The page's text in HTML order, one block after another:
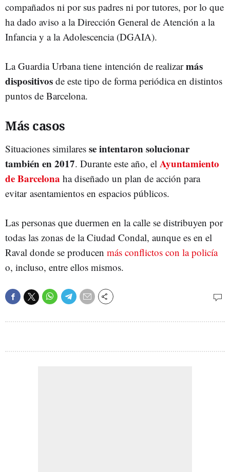
compañados ni por sus padres ni por tutores, por lo que
ha dado aviso a la Dirección General de Atención a la
Infancia y a la Adolescencia (DGAIA).
La Guardia Urbana tiene intención de realizarmás
dispositivos de este tipo de forma periódica en distintos
puntos de Barcelona.
Más casos
Situaciones similares se intentaron solucionar
también en 2017. Durante este año, el Ayuntamiento
de Barcelona ha diseñado un plan de acción para
evitar asentamientos en espacios públicos.
Las personas que duermen en la calle se distribuyen por
todas las zonas de la Ciudad Condal, aunque es en el
Raval donde se producen más conflictos con la policía
o, incluso, entre ellos mismos.